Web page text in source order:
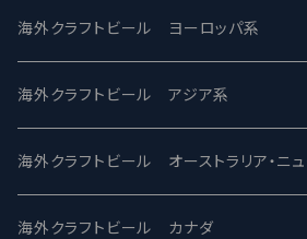
バテレ -VERTERE
2nd Story Ale Works -セカンドストーリ
ビアへるん - Beer Hearn
忽布古丹醸造 - HOP KOTAN
Modern Times モダンタイムズ
Maui マウイ
Toppling Goliath トップリンゴライアス
Fair State フェアステイト
海外クラフトビール ヨーロッパ系
UnBarred -アンバード
SAIREN /サイレン
ワイルドチャイルド - Wilde Child
海外クラフトビール アジア系
gweilo-鬼佬 グウァイロ
Heart Of Darkness - ハートオブダーク
海外クラフトビール オーストラリア・ニ
ROCKY RIDGE - ロッキーリッジ
海外クラフトビール カナダ